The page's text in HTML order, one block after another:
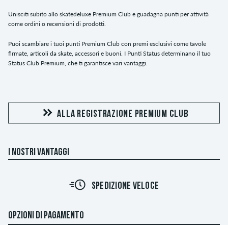
Unisciti subito allo skatedeluxe Premium Club e guadagna punti per attività
come ordini o recensioni di prodotti.
Puoi scambiare i tuoi punti Premium Club con premi esclusivi come tavole
firmate, articoli da skate, accessori e buoni. I Punti Status determinano il tuo
Status Club Premium, che ti garantisce vari vantaggi.
ALLA REGISTRAZIONE PREMIUM CLUB
I NOSTRI VANTAGGI
SPEDIZIONE VELOCE
OPZIONI DI PAGAMENTO